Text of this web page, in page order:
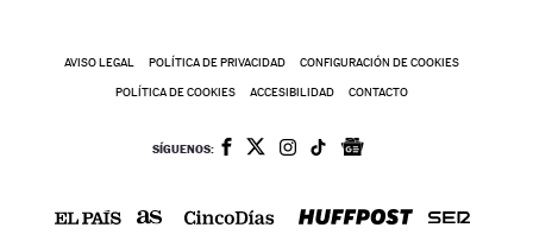
AVISO LEGAL POLÍTICA DE PRIVACIDAD CONFIGURACIÓN DE COOKIES
POLÍTICA DE COOKIES ACCESIBILIDAD CONTACTO
SÍGUENOS: